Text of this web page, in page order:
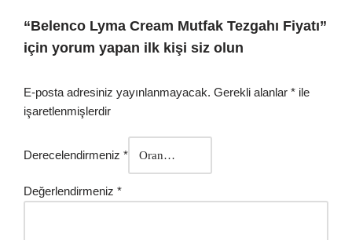
“Belenco Lyma Cream Mutfak Tezgahı Fiyatı”
için yorum yapan ilk kişi siz olun
E-posta adresiniz yayınlanmayacak. Gerekli alanlar * ile
işaretlenmişlerdir
Derecelendirmeniz *
Değerlendirmeniz *